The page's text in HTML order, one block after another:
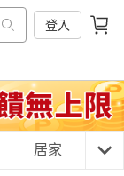
登入
居家 3C